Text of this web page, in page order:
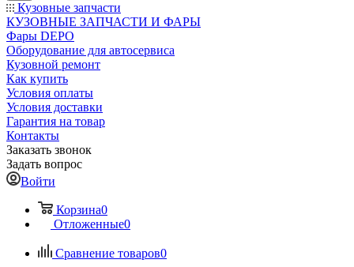
Кузовные запчасти
КУЗОВНЫЕ ЗАПЧАСТИ И ФАРЫ
Фары DEPO
Оборудование для автосервиса
Кузовной ремонт
Как купить
Условия оплаты
Условия доставки
Гарантия на товар
Контакты
Заказать звонок
Задать вопрос
Войти
Корзина0
Отложенные0
Сравнение товаров0